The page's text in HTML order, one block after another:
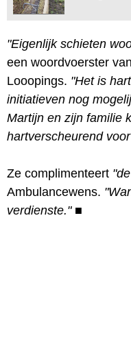
"Eigenlijk schieten
een woordvoerster
Looopings. "Het is
initiatieven nog
Martijn en zijn familie
hartverscheurend
Ze complimenteert
Ambulancewens.
verdienste." ■